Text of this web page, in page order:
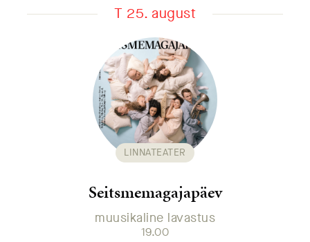
T 25. august
LINNATEATER
Seitsmemagajapäev
muusikaline lavastus
19.00